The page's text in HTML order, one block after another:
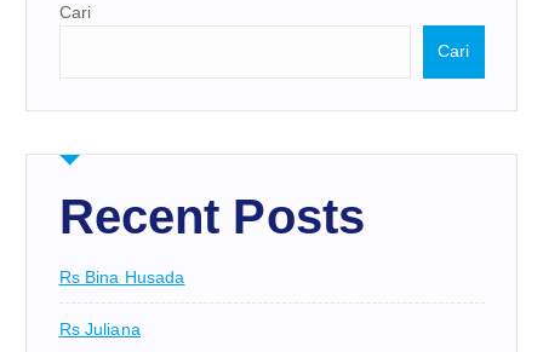
Cari
Cari
Recent Posts
Rs Bina Husada
Rs Juliana